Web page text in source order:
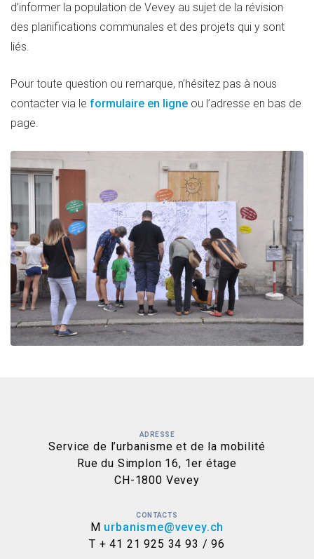
d’informer la population de Vevey au sujet de la révision
des planifications communales et des projets qui y sont
liés.
Pour toute question ou remarque, n’hésitez pas à nous
contacter via le formulaire en ligne ou l’adresse en bas de
page.
ADRESSE
Service de l’urbanisme et de la mobilité
Rue du Simplon 16, 1er étage
CH-1800 Vevey
CONTACTS
M urbanisme@vevey.ch
T + 41 21 925 34 93 / 96